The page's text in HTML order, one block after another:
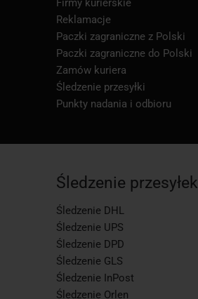
Firmy kurierskie
Reklamacje
Paczki zagraniczne z Polski
Paczki zagraniczne do Polski
Zamów kuriera
Śledzenie przesyłki
Punkty nadania i odbioru
Śledzenie przesyłek
Śledzenie DHL
Śledzenie UPS
Śledzenie DPD
Śledzenie GLS
Śledzenie InPost
Śledzenie Orlen